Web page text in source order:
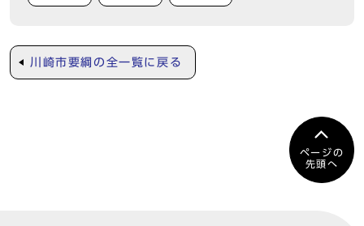
川崎市要綱の全一覧に戻る
ページの
先頭へ